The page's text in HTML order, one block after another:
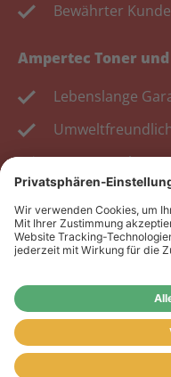
Bewährter
Ampertec Toner
Lebenslange
Kosten senken,
Wiederverkäufer:
Wiederverkäufer
unserem Händler-